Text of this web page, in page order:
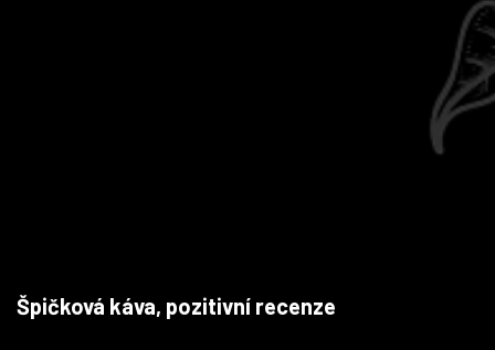
Špičková káva, pozitivní recenze